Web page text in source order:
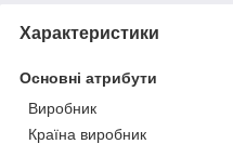
Характеристики
Основні атрибути
Виробник
Країна виробник